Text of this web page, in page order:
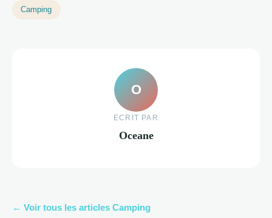
Camping
O
ECRIT PAR
Oceane
← Voir tous les articles Camping